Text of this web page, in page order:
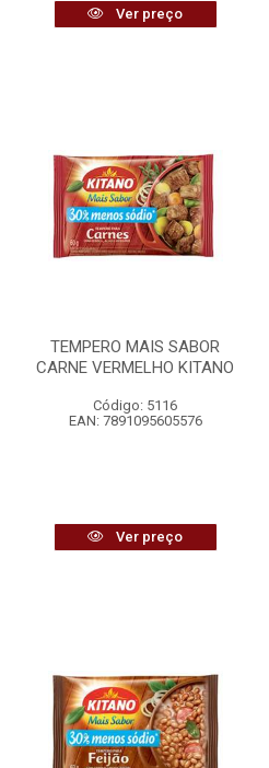
Ver preço
TEMPERO MAIS SABOR
CARNE VERMELHO KITANO
Código: 5116
EAN: 7891095605576
Ver preço